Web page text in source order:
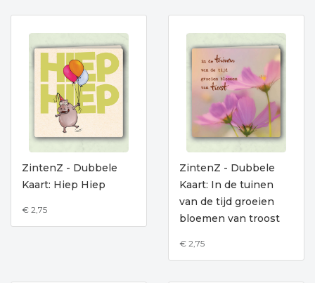
ZintenZ - Dubbele
Kaart: Hiep Hiep
€ 2,75
ZintenZ - Dubbele
Kaart: In de tuinen
van de tijd groeien
bloemen van troost
€ 2,75